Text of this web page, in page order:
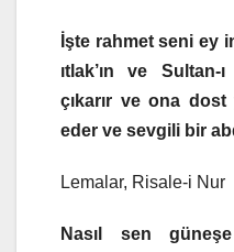
İşte rahmet seni ey
ıtlak’ın ve Sultan-
çıkarır ve ona
eder ve sevgili bir
Lemalar, Risale-i Nur
Nasıl sen